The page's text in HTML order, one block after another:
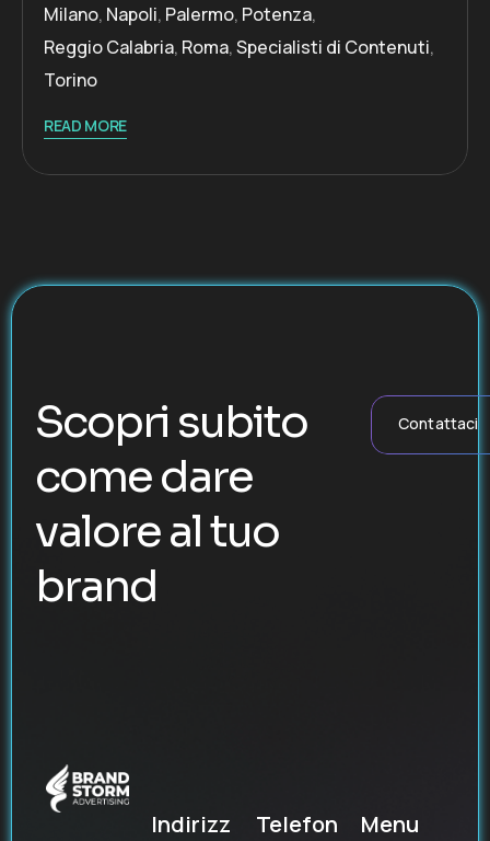
Milano, Napoli, Palermo, Potenza,
Reggio Calabria, Roma,Specialisti di Contenuti,
Torino
READ MORE
Scopri subito
come dare
valore al tuo
brand
Contattaci
Indirizz
Telefon
Menu